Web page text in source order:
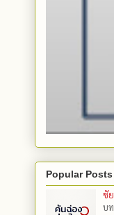
Popular Posts
ชั
บ